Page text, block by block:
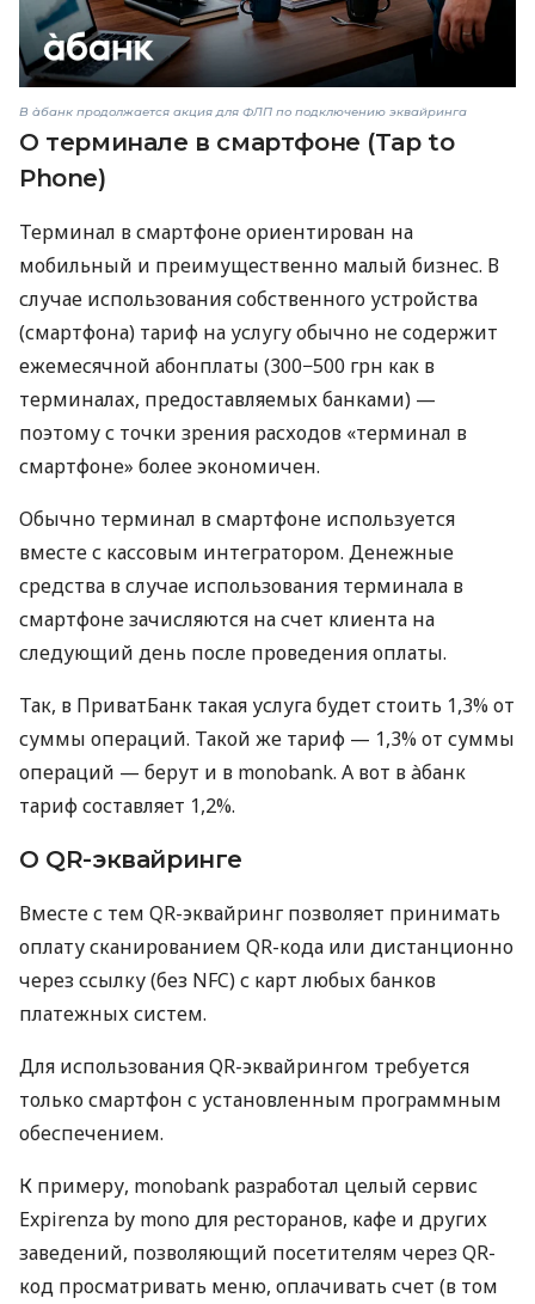
В àбанк продолжается акция для ФЛП по подключению эквайринга
О терминале в смартфоне (Tap to
Phone)
Терминал в смартфоне ориентирован на
мобильный и преимущественно малый бизнес. В
случае использования собственного устройства
(смартфона) тариф на услугу обычно не содержит
ежемесячной абонплаты (300−500 грн как в
терминалах, предоставляемых банками) —
поэтому с точки зрения расходов «терминал в
смартфоне» более экономичен.
Обычно терминал в смартфоне используется
вместе с кассовым интегратором. Денежные
средства в случае использования терминала в
смартфоне зачисляются на счет клиента на
следующий день после проведения оплаты.
Так, в ПриватБанк такая услуга будет стоить 1,3% от
суммы операций. Такой же тариф — 1,3% от суммы
операций — берут и в monobank. А вот в àбанк
тариф составляет 1,2%.
О QR-эквайринге
Вместе с тем QR-эквайринг позволяет принимать
оплату сканированием QR-кода или дистанционно
через ссылку (без NFC) с карт любых банков
платежных систем.
Для использования QR-эквайрингом требуется
только смартфон с установленным программным
обеспечением.
К примеру, monobank разработал целый сервис
Expirenza by mono для ресторанов, кафе и других
заведений, позволяющий посетителям через QR-
код просматривать меню, оплачивать счет (в том